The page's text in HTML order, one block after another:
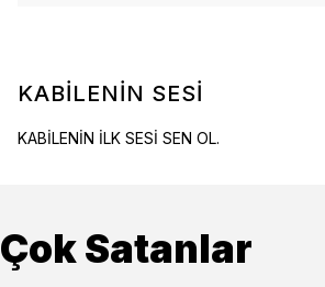
KABİLENİN SESİ
KABİLENİN İLK SESİ SEN OL.
Çok Satanlar